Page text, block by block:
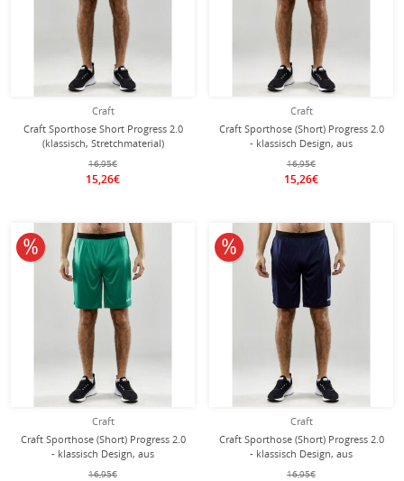
Craft
Craft Sporthose Short Progress 2.0
(klassisch, Stretchmaterial)
asphaltgrau Herren
16,95€
15,26€
Craft
Craft Sporthose (Short) Progress 2.0
- klassisch Design, aus
Stretchmaterial - rot Herren
16,95€
15,26€
Craft
Craft Sporthose (Short) Progress 2.0
- klassisch Design, aus
Stretchmaterial - grün Herren
16,95€
10% reduziert
Craft
Craft Sporthose (Short) Progress 2.0
- klassisch Design, aus
Stretchmaterial - navyblau Herren
16,95€
10% reduziert